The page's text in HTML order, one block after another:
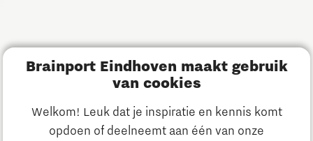
Brainport Eindhoven maakt gebruik
van cookies
Welkom! Leuk dat je inspiratie en kennis komt
opdoen of deelneemt aan één van onze
Meld je aan
Heb je een vraag?